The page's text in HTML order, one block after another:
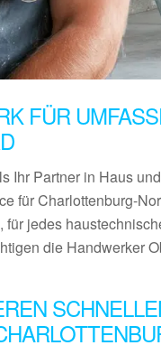
FÜR
Ihr Partner in Haus
für Charlottenburg-
jedes
die Handwerker